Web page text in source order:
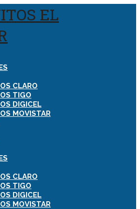
CLARO
TIGO
DIGICEL
MOVISTAR
CLARO
TIGO
DIGICEL
MOVISTAR